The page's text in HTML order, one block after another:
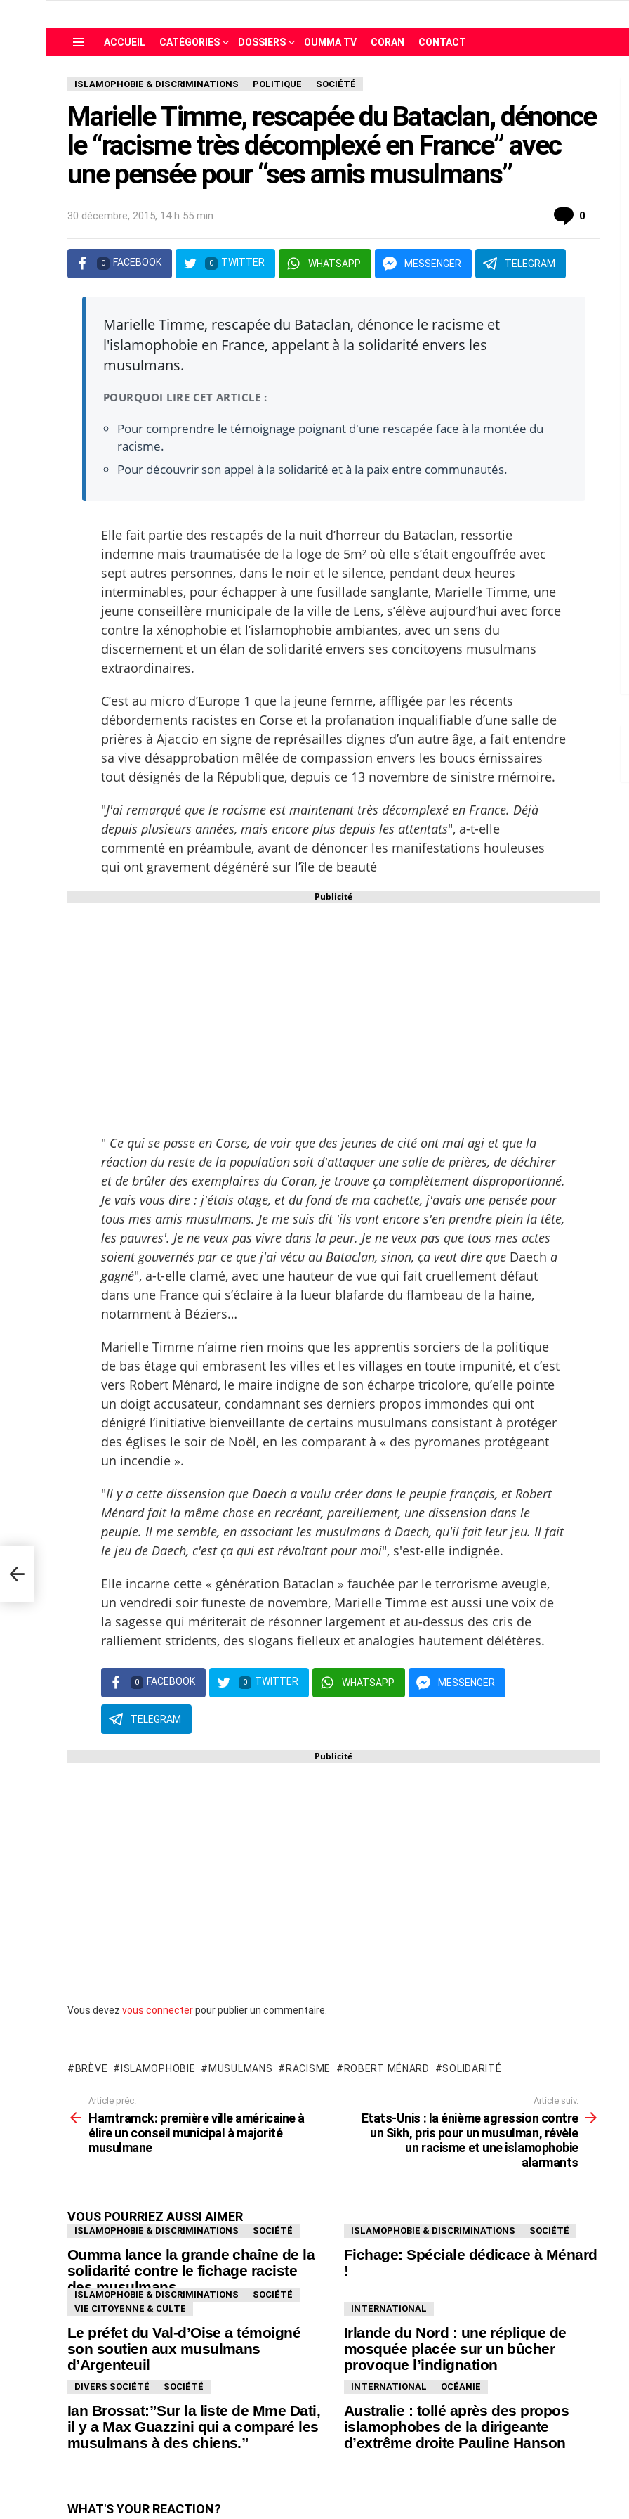
ACCUEIL CATÉGORIES DOSSIERS OUMMA TV CORAN CONTACT
ISLAMOPHOBIE & DISCRIMINATIONS POLITIQUE SOCIÉTÉ
Marielle Timme, rescapée du Bataclan, dénonce
le “racisme très décomplexé en France” avec
une pensée pour “ses amis musulmans”
30 décembre, 2015, 14 h 55 min 0
0 FACEBOOK 0 TWITTER WHATSAPP MESSENGER TELEGRAM
Marielle Timme, rescapée du Bataclan, dénonce le racisme et
l'islamophobie en France, appelant à la solidarité envers les
musulmans.
POURQUOI LIRE CET ARTICLE :
Pour comprendre le témoignage poignant d'une rescapée face à la montée du
racisme.
Pour découvrir son appel à la solidarité et à la paix entre communautés.
Elle fait partie des rescapés de la nuit d’horreur du Bataclan, ressortie
indemne mais traumatisée de la loge de 5m² où elle s’était engouffrée avec
sept autres personnes, dans le noir et le silence, pendant deux heures
interminables, pour échapper à une fusillade sanglante, Marielle Timme, une
jeune conseillère municipale de la ville de Lens, s’élève aujourd’hui avec force
contre la xénophobie et l’islamophobie ambiantes, avec un sens du
discernement et un élan de solidarité envers ses concitoyens musulmans
extraordinaires.
C’est au micro d’Europe 1 que la jeune femme, affligée par les récents
débordements racistes en Corse et la profanation inqualifiable d’une salle de
prières à Ajaccio en signe de représailles dignes d’un autre âge, a fait entendre
sa vive désapprobation mêlée de compassion envers les boucs émissaires
tout désignés de la République, depuis ce 13 novembre de sinistre mémoire.
"J'ai remarqué que le racisme est maintenant très décomplexé en France. Déjà
depuis plusieurs années, mais encore plus depuis les attentats", a-t-elle
commenté en préambule, avant de dénoncer les manifestations houleuses
qui ont gravement dégénéré sur l’île de beauté
Publicité
" Ce qui se passe en Corse, de voir que des jeunes de cité ont mal agi et que la
réaction du reste de la population soit d'attaquer une salle de prières, de déchirer
et de brûler des exemplaires du Coran, je trouve ça complètement disproportionné.
Je vais vous dire : j'étais otage, et du fond de ma cachette, j'avais une pensée pour
tous mes amis musulmans. Je me suis dit 'ils vont encore s'en prendre plein la tête,
les pauvres'. Je ne veux pas vivre dans la peur. Je ne veux pas que tous mes actes
soient gouvernés par ce que j'ai vécu au Bataclan, sinon, ça veut dire que Daech a
gagné", a-t-elle clamé, avec une hauteur de vue qui fait cruellement défaut
dans une France qui s’éclaire à la lueur blafarde du flambeau de la haine,
notamment à Béziers…
Marielle Timme n’aime rien moins que les apprentis sorciers de la politique
de bas étage qui embrasent les villes et les villages en toute impunité, et c’est
vers Robert Ménard, le maire indigne de son écharpe tricolore, qu’elle pointe
un doigt accusateur, condamnant ses derniers propos immondes qui ont
dénigré l’initiative bienveillante de certains musulmans consistant à protéger
des églises le soir de Noël, en les comparant à « des pyromanes protégeant
un incendie ».
"Il y a cette dissension que Daech a voulu créer dans le peuple français, et Robert
Ménard fait la même chose en recréant, pareillement, une dissension dans le
peuple. Il me semble, en associant les musulmans à Daech, qu'il fait leur jeu. Il fait
le jeu de Daech, c'est ça qui est révoltant pour moi", s'est-elle indignée.
Elle incarne cette « génération Bataclan » fauchée par le terrorisme aveugle,
un vendredi soir funeste de novembre, Marielle Timme est aussi une voix de
la sagesse qui mériterait de résonner largement et au-dessus des cris de
ralliement stridents, des slogans fielleux et analogies hautement délétères.
0 FACEBOOK 0 TWITTER WHATSAPP MESSENGER
TELEGRAM
Publicité
Laisser
Vous devez vous connecterpour publier un commentaire.
BRÈVE ISLAMOPHOBIE MUSULMANS RACISME ROBERT MÉNARD SOLIDARITÉ
voir
Article préc.
Hamtramck: première ville américaine à
élire un conseil municipal à majorité
musulmane
Article suiv.
Etats-Unis : la énième agression contre
un Sikh, pris pour un musulman, révèle
un racisme et une islamophobie
alarmants
VOUS POURRIEZ AUSSI AIMER
ISLAMOPHOBIE & DISCRIMINATIONS SOCIÉTÉ
Oumma lance la grande chaîne de la
solidarité contre le fichage raciste
des musulmans
ISLAMOPHOBIE & DISCRIMINATIONS SOCIÉTÉ
Fichage: Spéciale dédicace à Ménard
!
ISLAMOPHOBIE & DISCRIMINATIONS
SOCIÉTÉ
VIE CITOYENNE & CULTE
Le préfet du Val-d’Oise a témoigné
son soutien aux musulmans
d’Argenteuil
INTERNATIONAL
Irlande du Nord : une réplique de
mosquée placée sur un bûcher
provoque l’indignation
DIVERS SOCIÉTÉ SOCIÉTÉ
Ian Brossat:”Sur la liste de Mme Dati,
il y a Max Guazzini qui a comparé les
musulmans à des chiens.”
INTERNATIONAL OCÉANIE
Australie : tollé après des propos
islamophobes de la dirigeante
d’extrême droite Pauline Hanson
WHAT'S YOUR REACTION?